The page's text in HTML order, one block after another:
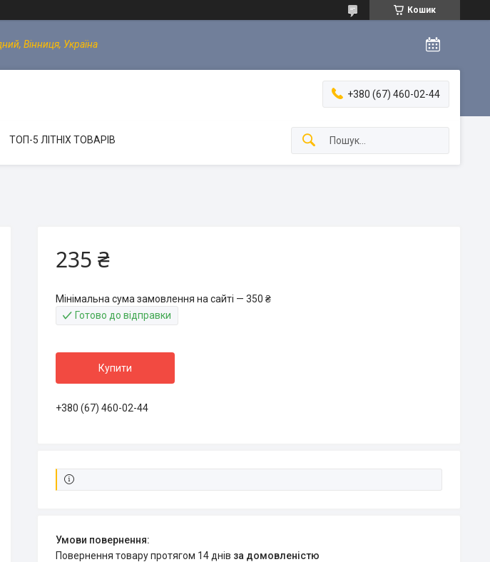
Кошик
Вінниця, Україна
+380 (67) 460-02-44
ТОП-5 ЛІТНІХ ТОВАРІВ
235 ₴
Мінімальна сума замовлення на сайті — 350 ₴
Готово до відправки
Купити
+380 (67) 460-02-44
повернення товару протягом 14 днів за домовленістю